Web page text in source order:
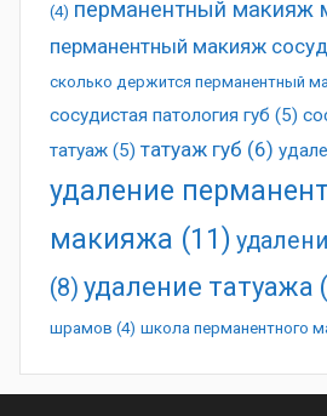
(4) перманентный макияж
перманентный макияж
сколько держится перманентный
сосудистая патология губ (5)
татуаж (5) татуаж губ (6)
удаление
макияжа (11)
(8) удаление татуажа
шрамов (4) школа перманентного